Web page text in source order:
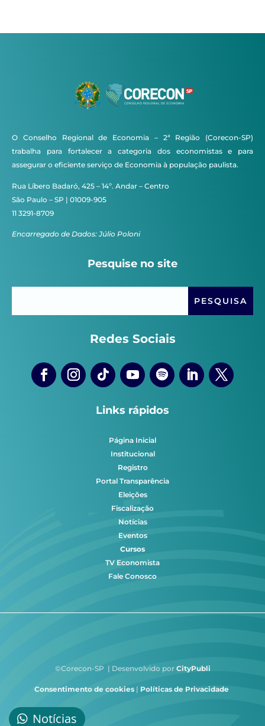
O Conselho Regional de Economia – 2ª Região (Corecon-SP)
trabalha para fortalecer a categoria dos economistas e para
assegurar o eficiente serviço de Economia à população paulista.
Rua Líbero Badaró, 425 – 14º. Andar – Centro
São Paulo – SP | 01009-905
11 3291-8709
Encarregado de Dados: Júlio Poloni
Pesquise no site
Redes Sociais
Links rápidos
Página Inicial
Institucional
Registro
Portal Transparência
Eleições
Fiscalização
Notícias
Eventos
Cursos
TV Economista
Fale Conosco
©Corecon-SP | Desenvolvido por CityPubli
Consentimento de cookies | Políticas de Privacidade
Notícias